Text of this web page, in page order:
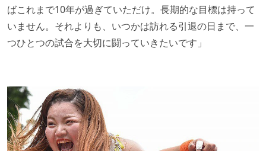
ばこれまで10年が過ぎていただけ。長期的な目標は持って
いません。それよりも、いつかは訪れる引退の日まで、一
つひとつの試合を大切に闘っていきたいです」